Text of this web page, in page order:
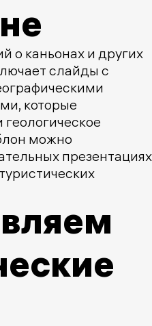
о каньонах и других
слайды с
которые
можно
презентациях